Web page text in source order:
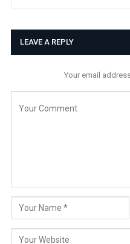
LEAVE A REPLY
Your email